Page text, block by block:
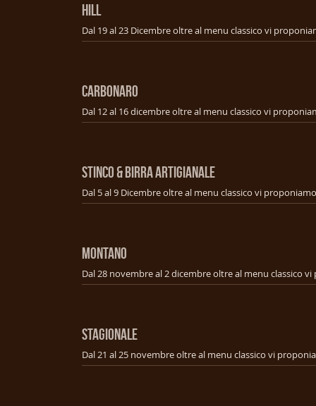
HILL
CARBONARO
STINCO & BIRRA ARTIGIANALE
MONTANO
STAGIONALE